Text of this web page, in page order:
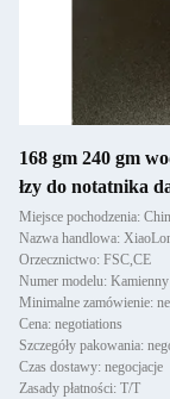
168 gm 240 gm
łzy do notatnika
Miejsce pochodzenia:
Nazwa handlowa:
Orzecznictwo: FSC,CE
Numer modelu:
Minimalne zamówienie:
Cena: negotiations
Szczegóły pakowania:
Czas dostawy: negocjacje
Zasady płatności: T/T